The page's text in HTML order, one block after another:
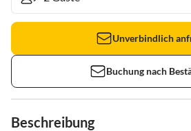
Unverbindlich
Buchung nach
Beschreibung